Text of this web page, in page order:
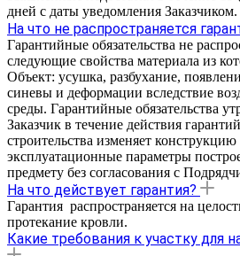
дней с даты уведомления Заказчиком.
На что не распространяется
Гарантийные обязательства не
следующие свойства материала из
Объект: усушка, разбухание,
синевы и деформации вследствие
среды. Гарантийные обязательства
Заказчик в течение действия
строительства изменяет
эксплуатационные параметры
предмету без согласования с
На что действует гарантия?
Гарантия распространяется на
протекание кровли.
Какие требования к участку для